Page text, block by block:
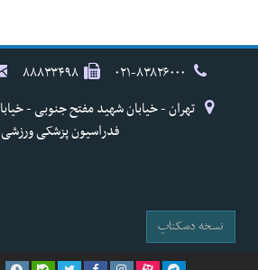
۸۸۸۳۳۴۹۸
فدراسیون پزشکی ورزشی
نسخه دسکتاپ